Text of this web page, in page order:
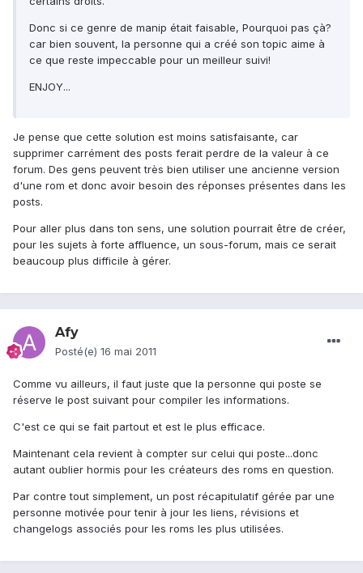
Donc si ce genre de manip était faisable, Pourquoi pas çà?
car bien souvent, la personne qui a créé son topic aime à
ce que reste impeccable pour un meilleur suivi!
ENJOY...
Je pense que cette solution est moins satisfaisante, car
supprimer carrément des posts ferait perdre de la valeur à ce
forum. Des gens peuvent très bien utiliser une ancienne version
d'une rom et donc avoir besoin des réponses présentes dans les
posts.
Pour aller plus dans ton sens, une solution pourrait être de créer,
pour les sujets à forte affluence, un sous-forum, mais ce serait
beaucoup plus difficile à gérer.
Afy
Posté(e) 16 mai 2011
Comme vu ailleurs, il faut juste que la personne qui poste se
réserve le post suivant pour compiler les informations.
C'est ce qui se fait partout et est le plus efficace.
Maintenant cela revient à compter sur celui qui poste...donc
autant oublier hormis pour les créateurs des roms en question.
Par contre tout simplement, un post récapitulatif gérée par une
personne motivée pour tenir à jour les liens, révisions et
changelogs associés pour les roms les plus utilisées.